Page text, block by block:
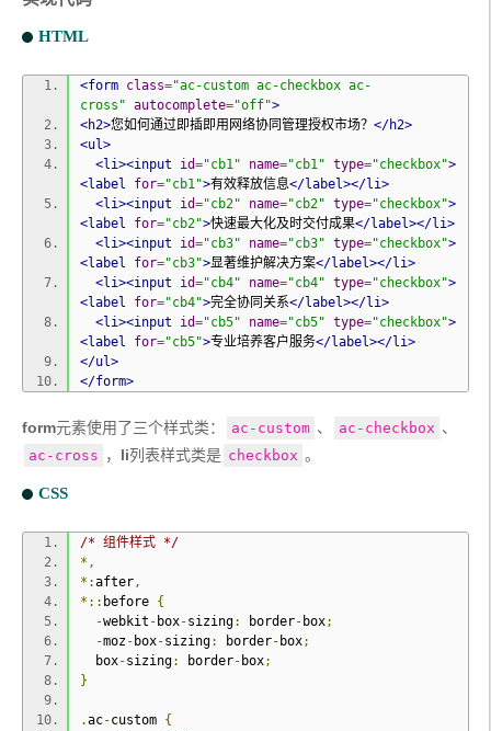
HTML
<form class="ac-custom ac-checkbox ac-
cross" autocomplete="off">
<h2>您如何通过即插即用网络协同管理授权市场？ </h2>
<ul>
<li><input
id="cb1" name="cb1" type="checkbox">
<label
for="cb1">有效释放信息</label></li>
<li><input
id="cb2" name="cb2" type="checkbox">
<label
for="cb2">快速最大化及时交付成果</label></li>
<li><input
id="cb3" name="cb3" type="checkbox">
<label
for="cb3">显著维护解决方案</label></li>
<li><input
id="cb4" name="cb4" type="checkbox">
<label
for="cb4">完全协同关系</label></li>
<li><input
id="cb5" name="cb5" type="checkbox">
<label
for="cb5">专业培养客户服务</label></li>
</ul>
</form>
form元素使用了三个样式类： ac-custom 、 ac-checkbox 、
ac-cross ， li列表样式类是 checkbox 。
CSS
/* 组件样式 */
*,
*:after,
*:: before {
-webkit - box-sizing: border- box;
-moz- box-sizing: border- box;
  box
-sizing: border- box;
}
.ac-custom {